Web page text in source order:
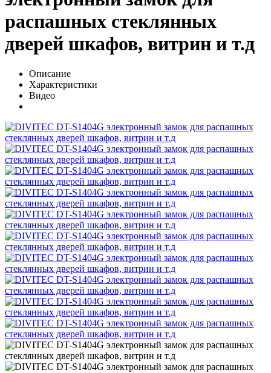
распашных стеклянных
дверей шкафов, витрин и т.д
Описание
Характеристики
Видео